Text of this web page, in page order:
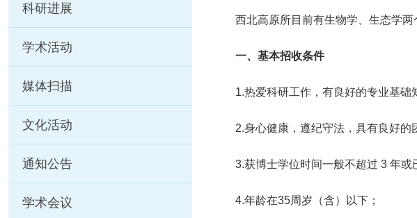
科研进展
学术活动
媒体扫描
文化活动
通知公告
学术会议
西北高原所目前有生物学、生态学
一、基本招收条件
1.热爱科研工作，有良好的专业基础
2.身心健康，遵纪守法，具有良好的
3.获博士学位时间一般不超过 3 年或
4.年龄在35周岁（含）以下；